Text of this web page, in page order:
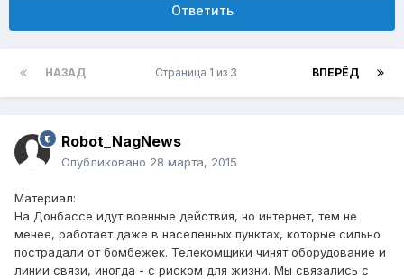
Ответить
НАЗАД ВПЕРЁД
Страница 1 из 3
Robot_NagNews
Опубликовано 28 марта, 2015
Материал:
На Донбассе идут военные действия, но интернет, тем не
менее, работает даже в населенных пунктах, которые сильно
пострадали от бомбежек. Телекомщики чинят оборудование и
линии связи, иногда - с риском для жизни. Мы связались с